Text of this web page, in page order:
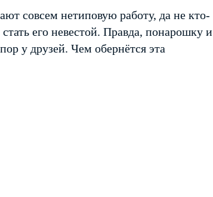
совсем нетиповую работу, да не кто-
его невестой. Правда, понарошку и
у друзей. Чем обернётся эта